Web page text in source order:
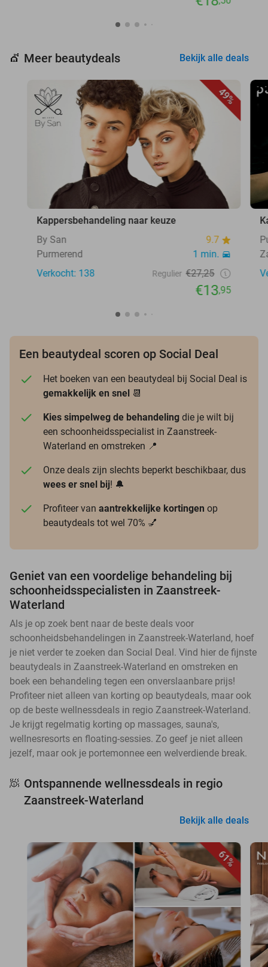
💇 Meer beautydeals Bekijk alle deals
49%
Kappersbehandeling naar keuze
By San
9.7
Purmerend
1 min.
Verkocht: 138
Regulier €27,25
€13,95
Een beautydeal scoren op Social Deal
Het boeken van een beautydeal bij Social Deal is
gemakkelijk en snel 📆
Kies simpelweg de behandeling die je wilt bij
een schoonheidsspecialist in Zaanstreek-
Waterland en omstreken 📍
Onze deals zijn slechts beperkt beschikbaar, dus
wees er snel bij! 🔔
Profiteer van aantrekkelijke kortingen op
beautydeals tot wel 70% 💅
Geniet van een voordelige behandeling bij
schoonheidsspecialisten in Zaanstreek-
Waterland
Als je op zoek bent naar de beste deals voor
schoonheidsbehandelingen in Zaanstreek-Waterland, hoef
je niet verder te zoeken dan Social Deal. Vind hier de fijnste
beautydeals in Zaanstreek-Waterland en omstreken en
boek een behandeling tegen een onverslaanbare prijs!
Profiteer niet alleen van korting op beautydeals, maar ook
op de beste wellnessdeals in regio Zaanstreek-Waterland.
Je krijgt regelmatig korting op massages, sauna's,
wellnesresorts en floating-sessies. Zo geef je niet alleen
jezelf, maar ook je portemonnee een welverdiende break.
🧖 Ontspannende wellnessdeals in regio
Zaanstreek-Waterland
Bekijk alle deals
61%